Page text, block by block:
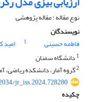
نوع مقاله : مقاله پژوهشی
نویسندگان
فاطمه حسینی
1 امید
1 دانشگاه سمنان
2گروه آمار، دانشکده ریاضی،
jr_iss.2024.728280
چکیده